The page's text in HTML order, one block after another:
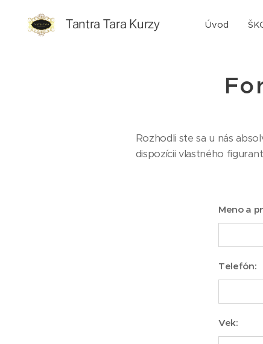
Tantra Tara Kurzy Úvod
Rozhodli ste sa u nás
dispozícii vlastného
Meno a
Telefón:
Vek: